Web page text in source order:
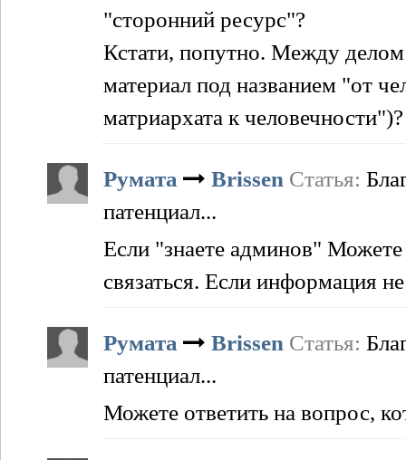
"сторонний ресурс"?
Кстати, попутно. Между
материал под названием "от
матриархата к человечности")?
Румата Brissen Статья:
патенциал...
Если "знаете админов"
связаться. Если информация
Румата Brissen Статья:
патенциал...
Можете ответить на вопрос,